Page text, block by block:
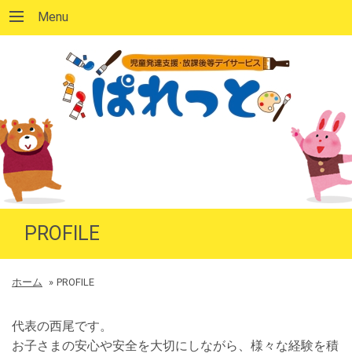
Menu
PROFILE
ホーム » PROFILE
代表の西尾です。
お子さまの安心や安全を大切にしながら、様々な経験を積